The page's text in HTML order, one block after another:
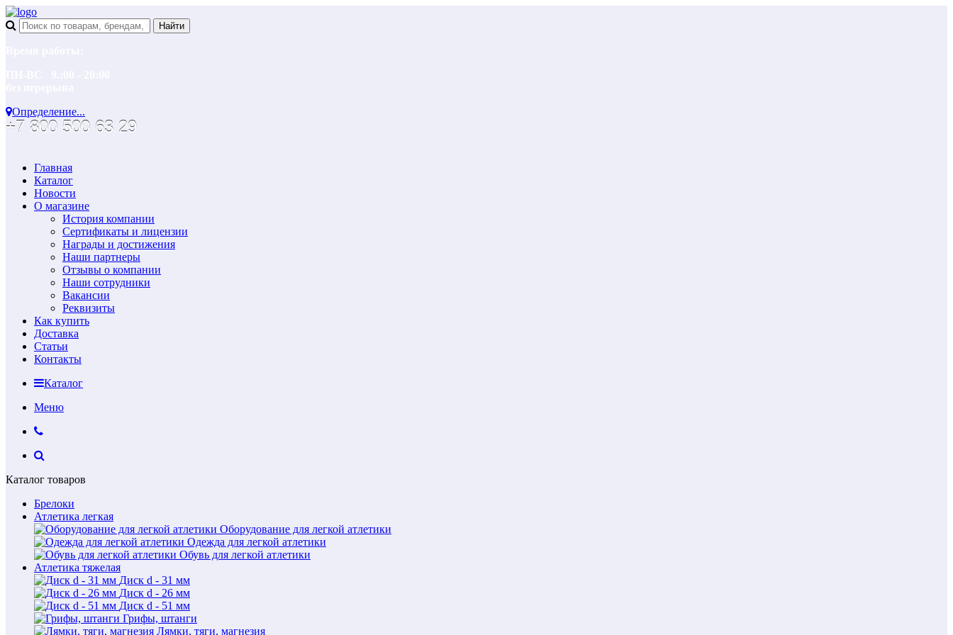
Определение...
+7 800 500 63 29
Главная
Каталог
Новости
О магазине
История компании
Сертификаты и лицензии
Награды и достижения
Наши партнеры
Отзывы о компании
Наши сотрудники
Вакансии
Реквизиты
Как купить
Доставка
Статьи
Контакты
Каталог
Меню
Каталог товаров
Брелоки
Атлетика легкая
Оборудование для легкой атлетики
Одежда для легкой атлетики
Обувь для легкой атлетики
Атлетика тяжелая
Диск d - 31 мм
Диск d - 26 мм
Диск d - 51 мм
Грифы, штанги
Лямки, тяги, магнезия